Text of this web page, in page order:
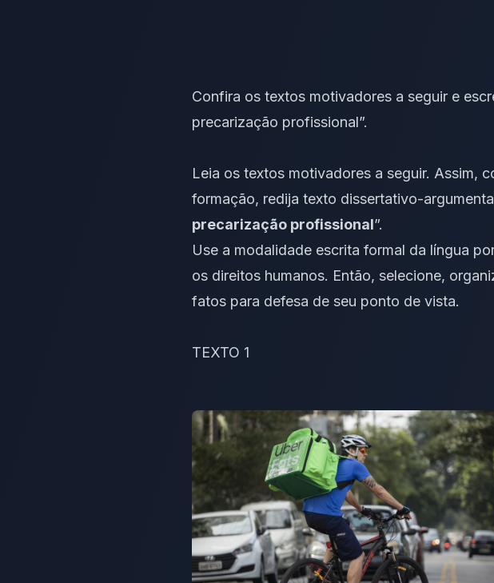
Confira os textos motivadores a seguir e
precarização profissional”.
Leia os textos motivadores a seguir. Assim,
formação, redija texto dissertativo-
precarização profissional”.
Use a modalidade escrita formal da língua
os direitos humanos. Então, selecione,
fatos para defesa de seu ponto de vista.
TEXTO 1